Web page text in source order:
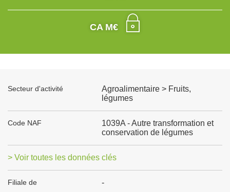
CA M€
Secteur d'activité
Agroalimentaire > Fruits,
légumes
Code NAF
1039A - Autre transformation et
conservation de légumes
> Voir toutes les données clés
Filiale de -